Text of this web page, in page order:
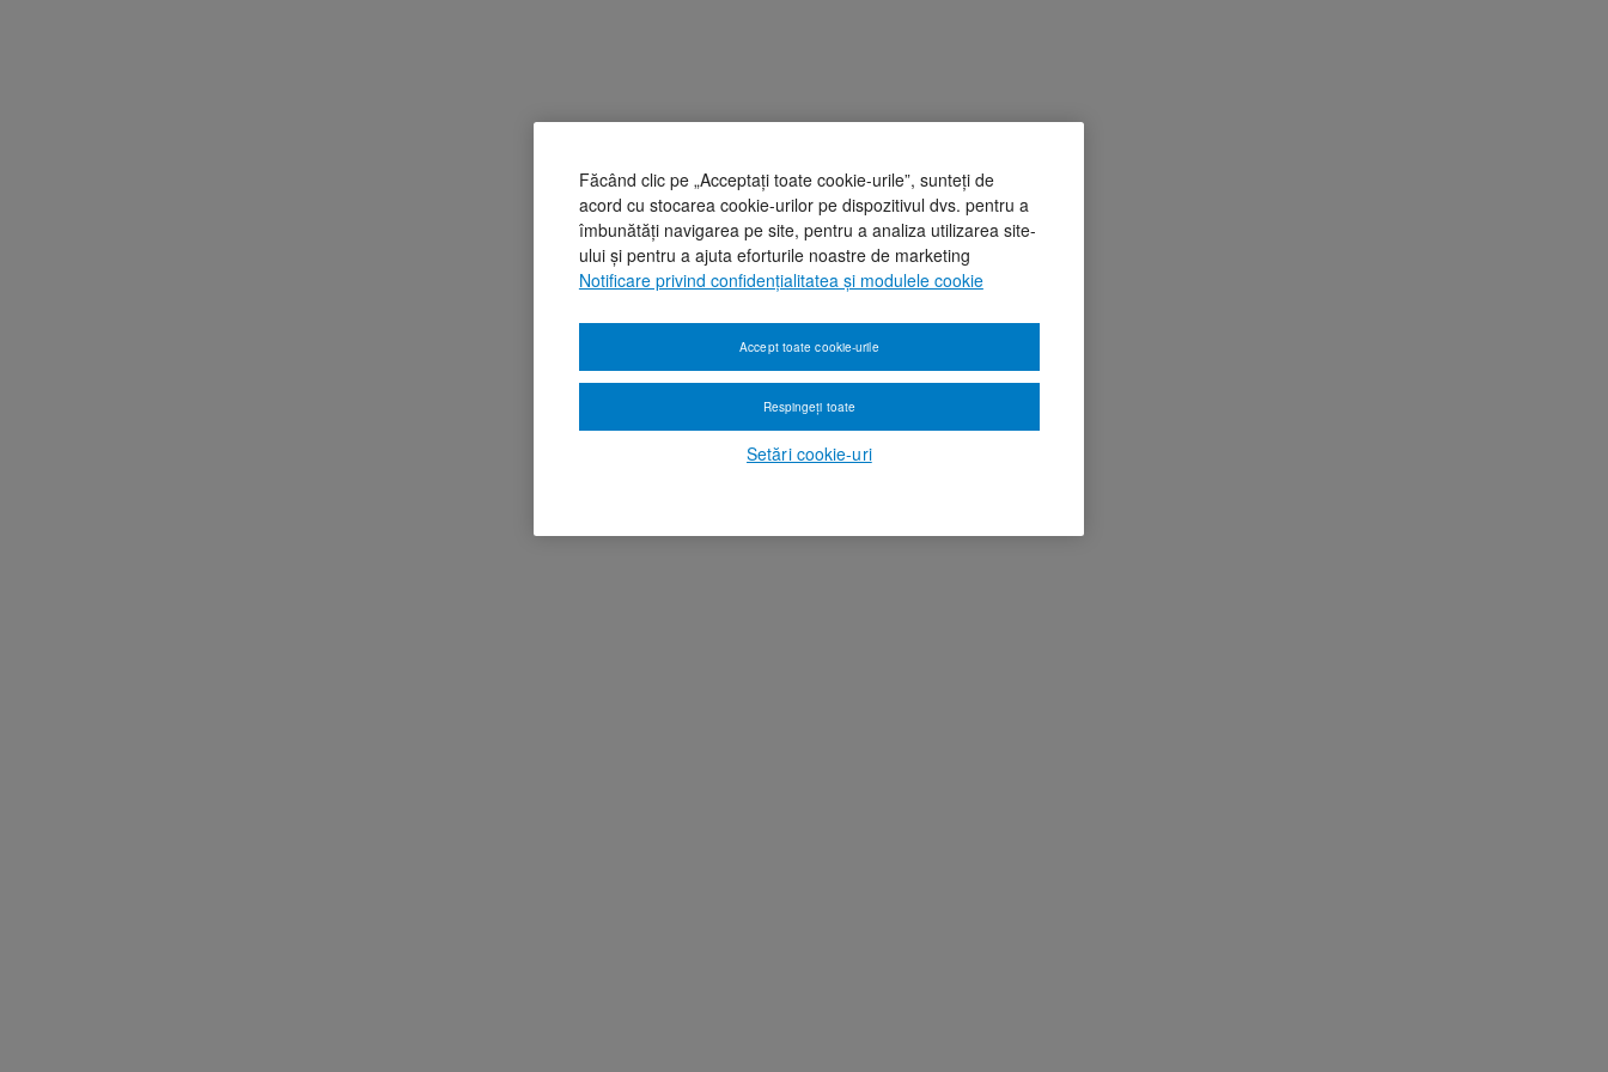
Făcând clic pe „Acceptați toate cookie-urile”, sunteți de
acord cu stocarea cookie-urilor pe dispozitivul dvs. pentru a
îmbunătăți navigarea pe site, pentru a analiza utilizarea site-
ului și pentru a ajuta eforturile noastre de marketing
Notificare privind confidențialitatea și modulele cookie
Setări cookie-uri
Respingeți toate
Accept toate cookie-urile